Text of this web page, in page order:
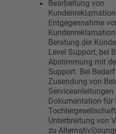
Bearbeitung von
Entgegennahme
Beratung der
Level Support, bei
Abstimmung mit
Support. Bei
Zusendung von
Serviceanleitungen
Dokumentation für
Unterbreitung von
zu